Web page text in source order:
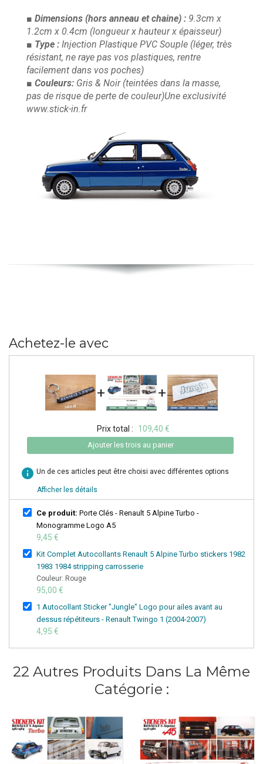
■ Dimensions (hors anneau et chaine) : 9.3cm x
1.2cm x 0.4cm (longueur x hauteur x épaisseur)
■ Type : Injection Plastique PVC Souple (léger, très
résistant, ne raye pas vos plastiques, rentre
facilement dans vos poches)
■ Couleurs: Gris & Noir (teintées dans la masse,
pas de risque de perte de couleur)Une exclusivité
www.stick-in.fr
Achetez-le avec
+ +
Prix total : 109,40 €
Ajouter les trois au panier
info Un de ces articles peut être choisi avec différentes options
Afficher les détails
Ce produit: Porte Clés - Renault 5 Alpine Turbo -
Monogramme Logo A5
9,45 €
Kit Complet Autocollants Renault 5 Alpine Turbo stickers 1982
1983 1984 stripping carrosserie
Couleur: Rouge
95,00 €
1 Autocollant Sticker "Jungle" Logo pour ailes avant au
dessus répétiteurs - Renault Twingo 1 (2004-2007)
4,95 €
22 Autres Produits Dans La Même
Catégorie :